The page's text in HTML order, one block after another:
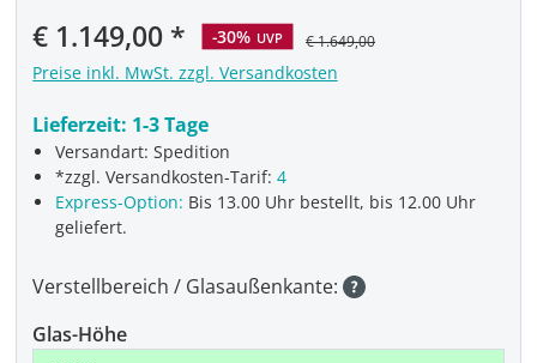
Verkaufspreis:
€ 1.149,00 -30% UVP € 1.649,00
Preise inkl. MwSt. zzgl. Versandkosten
Lieferzeit: 1-3 Tage
Versandart: Spedition
*zzgl. Versandkosten-Tarif:4
Express-Option: Bis 13.00 Uhr bestellt, bis 12.00 Uhr
geliefert.
Verstellbereich / Glasaußenkante:
Glas-Höhe